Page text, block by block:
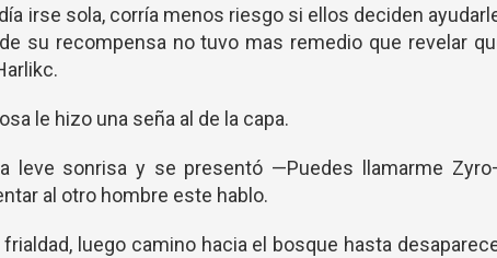
irse sola, corría menos riesgo si ellos deciden
su recompensa no tuvo mas remedio que revelar
le hizo una seña al de la capa.
leve sonrisa y se presentó —Puedes llamarme
al otro hombre este hablo.
luego camino hacia el bosque hasta